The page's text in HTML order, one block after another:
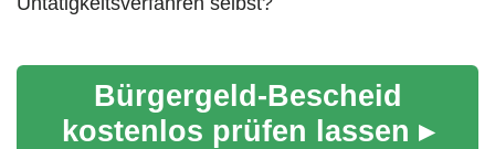
Bürgergeld-Bescheid
kostenlos prüfen lassen ▸